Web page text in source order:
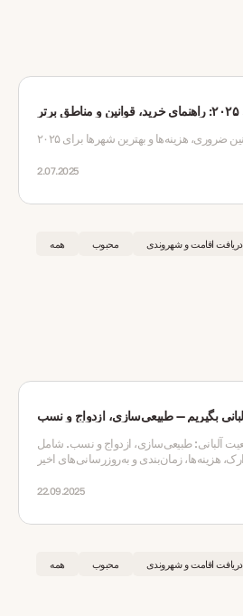
ضروری، هزینه‌ها و بهترین شهرها برای ۲۰۲۵
2.07.2025
همه محبوب دریافت اقامت و شهروندی
کامل 2025 تابعیت آلبانی: طبیعی‌سازی، ازدواج و نسب. شامل
22.09.2025
همه محبوب دریافت اقامت و شهروندی